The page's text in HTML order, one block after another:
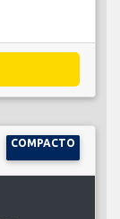
COMPACTO